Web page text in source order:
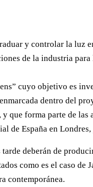
y controlar la luz
de la industria
cuyo objetivo es
dentro del
forma parte de las
de España en Londres,
deberán de
como es el caso
contemporánea.